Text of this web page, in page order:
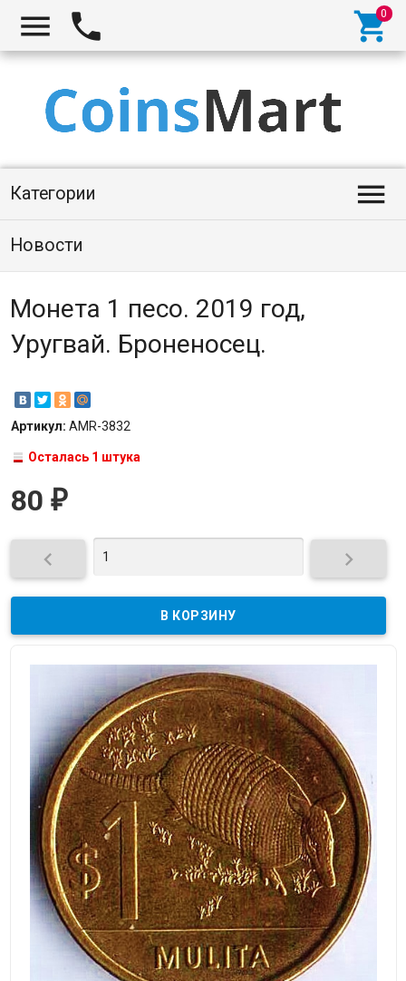
  
Категории 
Новости
Монета 1 песо. 2019 год,
Уругвай. Броненосец.
Артикул: AMR-3832
Осталась 1 штука
80 ₽
 